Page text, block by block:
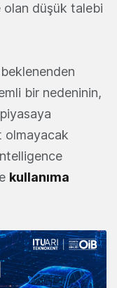
olan düşük talebi
bir nedeninin,
olmayacak
kullanıma